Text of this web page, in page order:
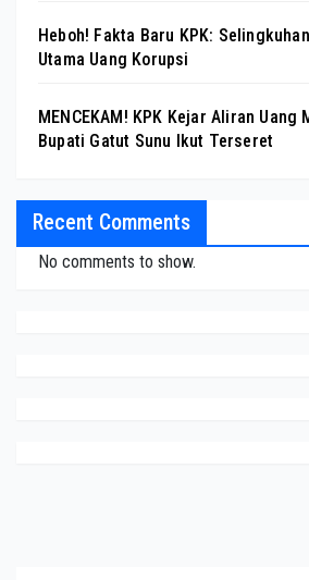
Heboh! Fakta Baru KPK:
Utama Uang Korupsi
MENCEKAM! KPK Kejar Aliran Uang
Bupati Gatut Sunu Ikut Terseret
Recent Comments
No comments to show.